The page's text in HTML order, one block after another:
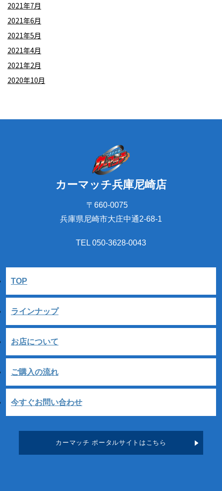
2021年7月
2021年6月
2021年5月
2021年4月
2021年2月
2020年10月
カーマッチ兵庫尼崎店
〒660-0075
兵庫県尼崎市大庄中通2-68-1
TEL 050-3628-0043
TOP
ラインナップ
お店について
ご購入の流れ
今すぐお問い合わせ
カーマッチ ポータルサイトはこちら